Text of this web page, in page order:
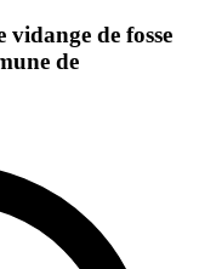
de fosse
de